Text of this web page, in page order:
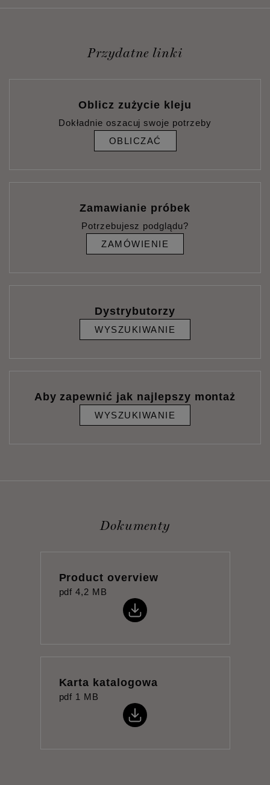
Przydatne linki
Oblicz zużycie kleju
Dokładnie oszacuj swoje potrzeby
OBLICZAĆ
Zamawianie próbek
Potrzebujesz podglądu?
ZAMÓWIENIE
Dystrybutorzy
WYSZUKIWANIE
Aby zapewnić jak najlepszy montaż
WYSZUKIWANIE
Dokumenty
Product overview
pdf 4,2 MB
Karta katalogowa
pdf 1 MB